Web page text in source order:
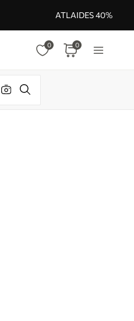
ATLAIDES 40%
0 0